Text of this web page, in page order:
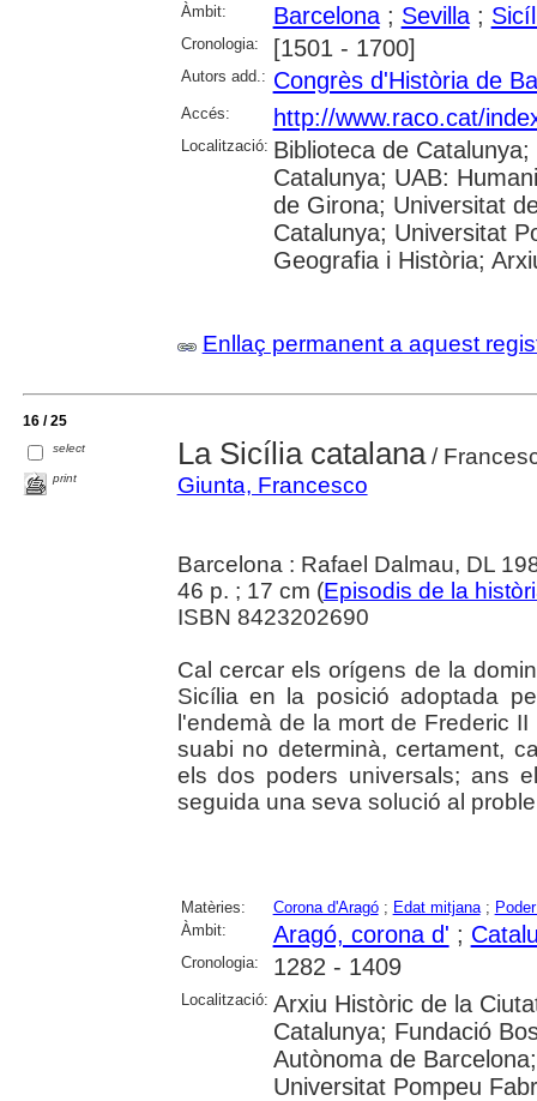
Àmbit: Barcelona; Sevilla;
Cronologia: [1501 - 1700]
Autors add.: Congrès d'Història de
Accés: http://www.raco.cat/
Localització: Biblioteca de
Catalunya; UAB:
de Girona; Universitat
Catalunya; Universitat
Geografia i Història;
Enllaç permanent a aquest
16 / 25
select
print
La Sicília catalana/
Giunta, Francesco
Barcelona : Rafael Dalmau, DL
46 p. ; 17 cm (Episodis de la
ISBN 8423202690
Cal cercar els orígens de la
Sicília en la posició adoptada
l'endemà de la mort de Frederic
suabi no determinà, certament,
els dos poders universals; ans
seguida una seva solució al
Matèries: Corona d'Aragó; Edat mitjana;
Àmbit:
Aragó, corona d' ;
Cronologia: 1282 - 1409
Localització: Arxiu Històric de la
Catalunya; Fundació
Autònoma de
Universitat Pompeu